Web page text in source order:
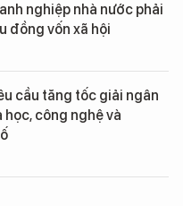
nghiệp nhà nước phải
đồng vốn xã hội
cầu tăng tốc giải ngân
học, công nghệ và